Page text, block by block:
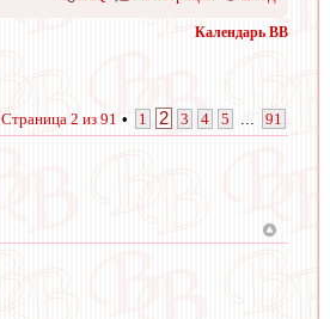
Календарь ВВ
Страница 2 из 91 • 1 2 3 4 5 91